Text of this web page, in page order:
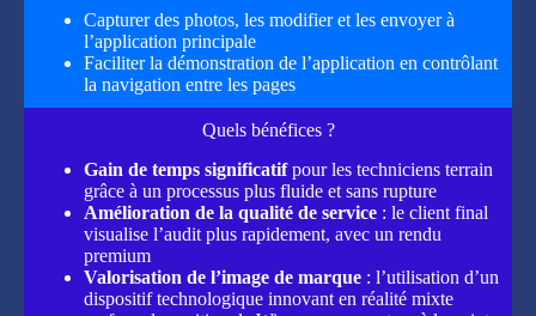
Capturer des photos, les modifier et les envoyer à
l’application principale
Faciliter la démonstration de l’application en contrôlant
la navigation entre les pages
Quels bénéfices ?
Gain de temps significatifpour les techniciens terrain
grâce à un processus plus fluide et sans rupture
Amélioration de la qualité de service : le client final
visualise l’audit plus rapidement, avec un rendu
premium
Valorisation de l’image de marque : l’utilisation d’un
dispositif technologique innovant en réalité mixte